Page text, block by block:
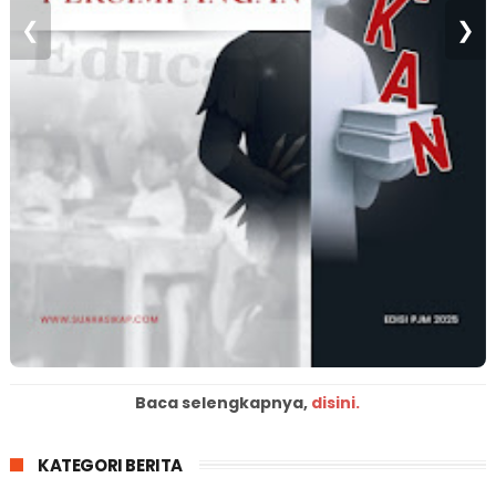
❮ ❯
Baca selengkapnya, disini.
KATEGORI BERITA